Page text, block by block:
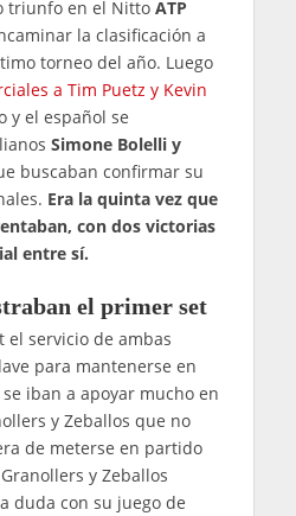
triunfo en el Nitto ATP
la clasificación a
torneo del año. Luego
a Tim Puetz y Kevin
y el español se
Simone Bolelli y
buscaban confirmar su
Era la quinta vez que
con dos victorias
entre sí.
el primer set
servicio de ambas
para mantenerse en
iban a apoyar mucho en
y Zeballos que no
de meterse en partido
y Zeballos
duda con su juego de